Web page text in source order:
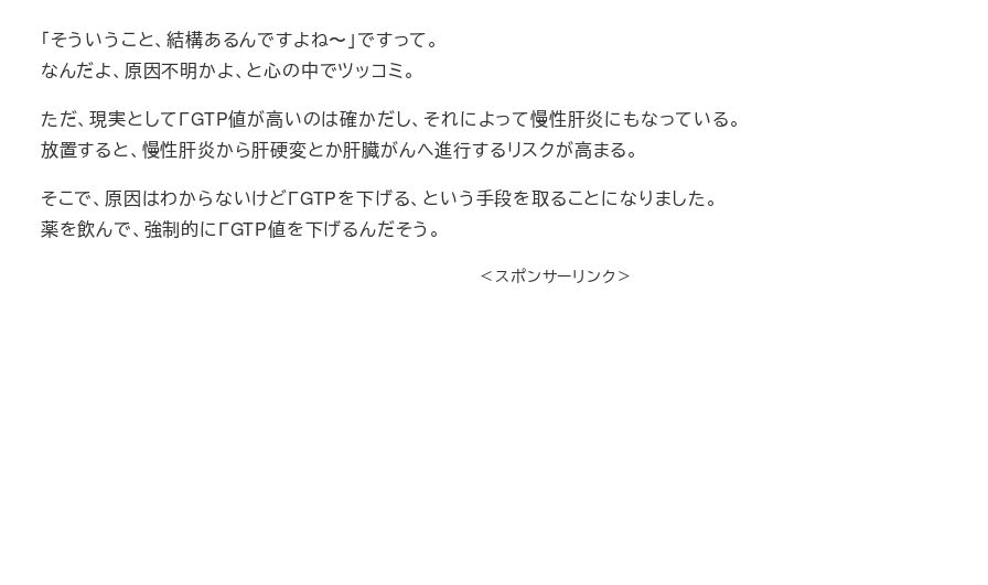
「そういうこと、結構あるんですよね〜」ですって。
なんだよ、原因不明かよ、と心の中でツッコミ。
ただ、現実としてΓGTP値が高いのは確かだし、それによって慢性肝炎にもなっている。
放置すると、慢性肝炎から肝硬変とか肝臓がんへ進行するリスクが高まる。
そこで、原因はわからないけどΓGTPを下げる、という手段を取ることになりました。
薬を飲んで、強制的にΓGTP値を下げるんだそう。
＜スポンサーリンク＞